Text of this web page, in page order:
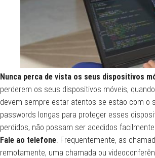
Nunca perca de vista os seus dispositivos
perderem os seus dispositivos móveis,
devem sempre estar atentos se estão com o
passwords longas para proteger esses
perdidos, não possam ser acedidos
Fale ao telefone. Frequentemente, as
remotamente, uma chamada ou